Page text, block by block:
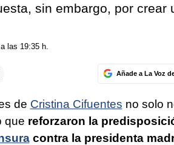
sin embargo, por crear
las 19:35 h.
Añade a La Voz
de Cristina Cifuentes no solo
que reforzaron la
contra la presidenta